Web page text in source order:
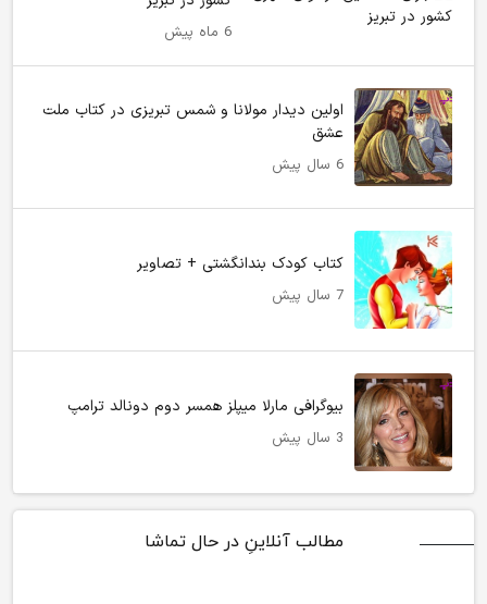
6 ماه پیش
اولین دیدار مولانا و شمس تبریزی در کتاب ملت
عشق
6 سال پیش
کتاب کودک بندانگشتی + تصاویر
7 سال پیش
بیوگرافی مارلا میپلز همسر دوم دونالد ترامپ
3 سال پیش
مطالب آنلاینِ در حال تماشا